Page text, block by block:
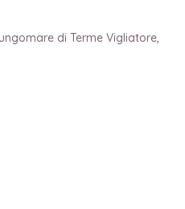
di Terme Vigliatore,